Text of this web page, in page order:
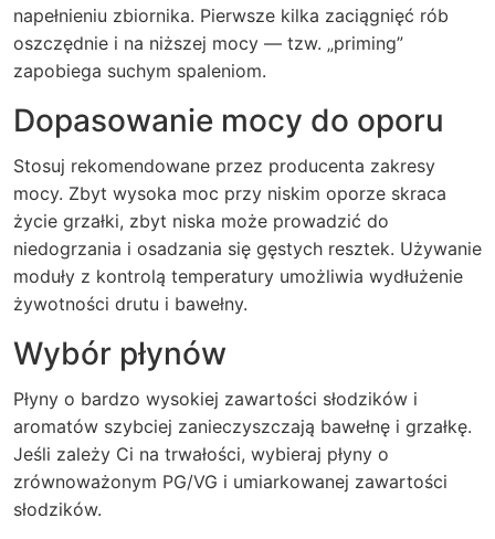
napełnieniu zbiornika. Pierwsze kilka zaciągnięć rób
oszczędnie i na niższej mocy — tzw. „priming”
zapobiega suchym spaleniom.
Dopasowanie mocy do oporu
Stosuj rekomendowane przez producenta zakresy
mocy. Zbyt wysoka moc przy niskim oporze skraca
życie grzałki, zbyt niska może prowadzić do
niedogrzania i osadzania się gęstych resztek. Używanie
moduły z kontrolą temperatury umożliwia wydłużenie
żywotności drutu i bawełny.
Wybór płynów
Płyny o bardzo wysokiej zawartości słodzików i
aromatów szybciej zanieczyszczają bawełnę i grzałkę.
Jeśli zależy Ci na trwałości, wybieraj płyny o
zrównoważonym PG/VG i umiarkowanej zawartości
słodzików.